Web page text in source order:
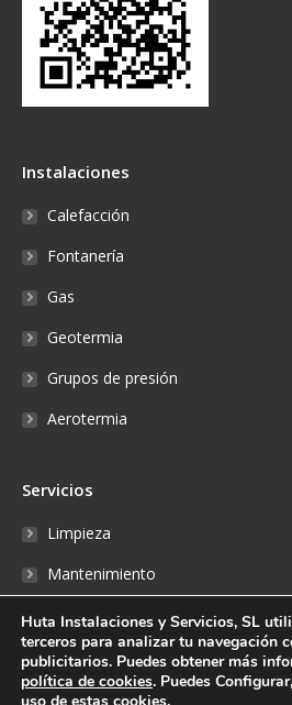
Instalaciones
Calefacción
Fontanería
Gas
Geotermia
Grupos de presión
Aerotermia
Servicios
Limpieza
Mantenimiento
Reparaciones
Fontanería
Reserva online
Huta Instalaciones y Servicios, SL
terceros para analizar tu navegación
publicitarios. Puedes obtener más
política de cookies. Puedes